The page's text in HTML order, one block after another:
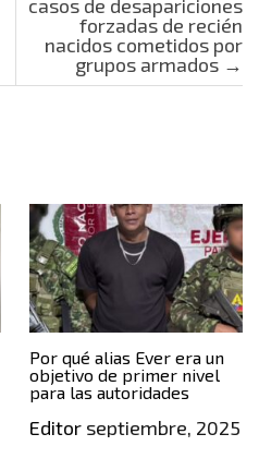
casos de desapariciones
forzadas de recién
nacidos cometidos por
grupos armados →
Por qué alias Ever era un
objetivo de primer nivel
para las autoridades
Editorseptiembre, 2025